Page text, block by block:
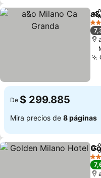
4
De $ 299.885
Mira precios de 8 páginas
3